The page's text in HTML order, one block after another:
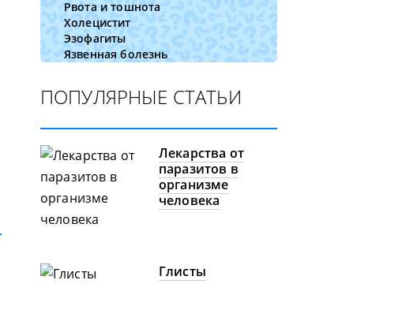
Рвота и тошнота
Холецистит
Эзофагиты
Язвенная болезнь
ПОПУЛЯРНЫЕ СТАТЬИ
Лекарства от
паразитов в
организме
человека
Глисты